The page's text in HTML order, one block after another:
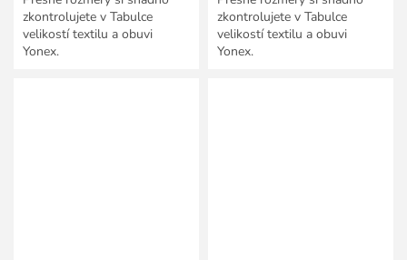
zkontrolujete v Tabulce
velikostí textilu a obuvi
Yonex.
zkontrolujete v Tabulce
velikostí textilu a obuvi
Yonex.